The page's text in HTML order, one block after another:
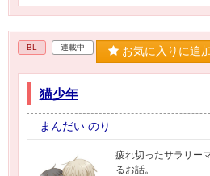
BL 連載中 お気に入りに追
猫少年
まんだい のり
疲れ切ったサラリー
るお話。